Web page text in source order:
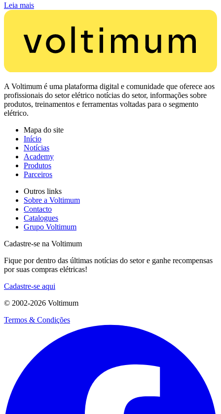
Leia mais
A Voltimum é uma plataforma digital e comunidade que oferece aos
profissionais do setor elétrico notícias do setor, informações sobre
produtos, treinamentos e ferramentas voltadas para o segmento
elétrico.
Mapa do site
Início
Notícias
Academy
Produtos
Parceiros
Outros links
Sobre a Voltimum
Contacto
Catalogues
Grupo Voltimum
Cadastre-se na Voltimum
Fique por dentro das últimas notícias do setor e ganhe recompensas
por suas compras elétricas!
Cadastre-se aqui
© 2002-2026 Voltimum
Termos & Condições